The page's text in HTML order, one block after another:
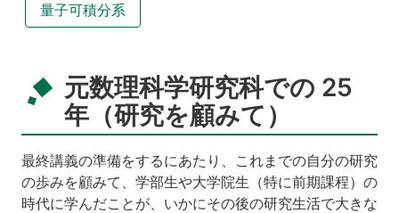
量子可積分系
元数理科学研究科での 25
年（研究を顧みて）
最終講義の準備をするにあたり、これまでの自分の研究
の歩みを顧みて、学部生や大学院生（特に前期課程）の
時代に学んだことが、いかにその後の研究生活で大きな